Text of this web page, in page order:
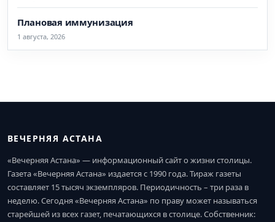
Плановая иммунизация
1 августа, 2026
ВЕЧЕРНЯЯ АСТАНА
«Вечерняя Астана» — информационный сайт о жизни столицы.
Газета «Вечерняя Астана» издается с 1990 года. Тираж газеты
составляет 15 тысяч экземпляров. Периодичность – три раза в
неделю. Сегодня «Вечерняя Астана» по праву может называться
старейшей из всех газет, печатающихся в столице. Собственник: